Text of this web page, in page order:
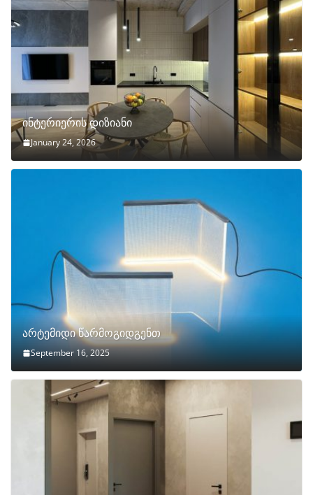
ინტერიერის დიზიანი
January 24, 2026
არტემიდი წარმოგიდგენთ
September 16, 2025